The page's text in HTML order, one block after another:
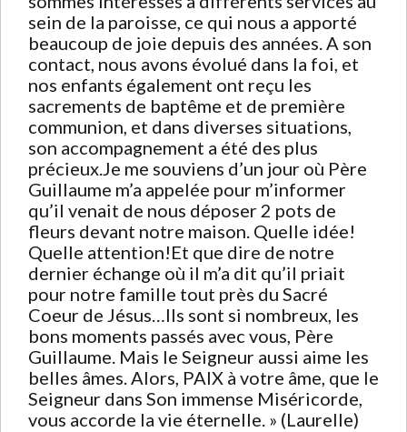
sein de la paroisse, ce qui nous a apporté
beaucoup de joie depuis des années. A son
contact, nous avons évolué dans la foi, et
nos enfants également ont reçu les
sacrements de baptême et de première
communion, et dans diverses situations,
son accompagnement a été des plus
précieux.Je me souviens d’un jour où Père
Guillaume m’a appelée pour m’informer
qu’il venait de nous déposer 2 pots de
fleurs devant notre maison. Quelle idée!
Quelle attention!Et que dire de notre
dernier échange où il m’a dit qu’il priait
pour notre famille tout près du Sacré
Coeur de Jésus…Ils sont si nombreux, les
bons moments passés avec vous, Père
Guillaume. Mais le Seigneur aussi aime les
belles âmes. Alors, PAIX à votre âme, que le
Seigneur dans Son immense Miséricorde,
vous accorde la vie éternelle. » (Laurelle)